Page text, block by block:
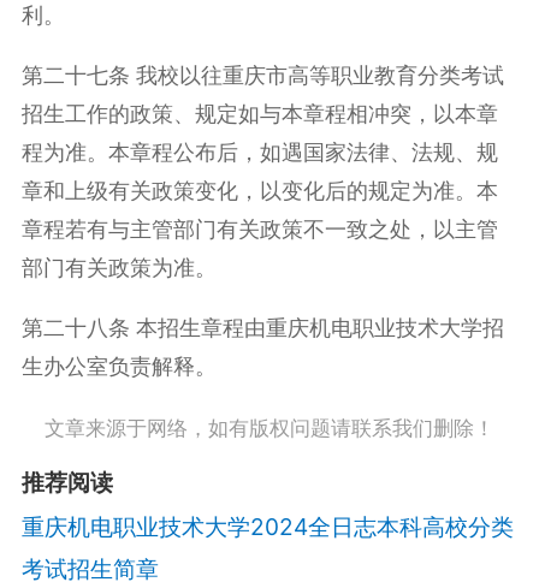
利。
第二十七条 我校以往重庆市高等职业教育分类考试
招生工作的政策、规定如与本章程相冲突，以本章
程为准。本章程公布后，如遇国家法律、法规、规
章和上级有关政策变化，以变化后的规定为准。本
章程若有与主管部门有关政策不一致之处，以主管
部门有关政策为准。
第二十八条 本招生章程由重庆机电职业技术大学招
生办公室负责解释。
文章来源于网络，如有版权问题请联系我们删除！
推荐阅读
重庆机电职业技术大学2024全日志本科高校分类
考试招生简章